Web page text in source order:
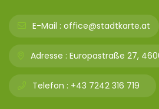
E-Mail : office@stadtkarte.at
Adresse : Europastraße 27,
Telefon : +43 7242 316 719